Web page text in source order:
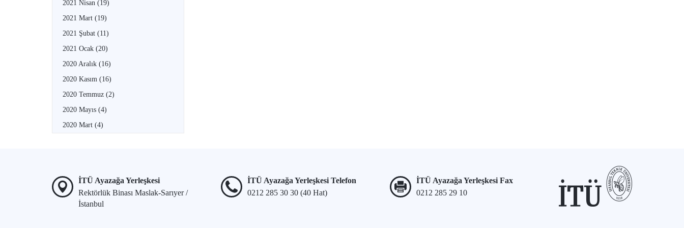
2021 Nisan (19)
2021 Mart (19)
2021 Şubat (11)
2021 Ocak (20)
2020 Aralık (16)
2020 Kasım (16)
2020 Temmuz (2)
2020 Mayıs (4)
2020 Mart (4)
İTÜ Ayazağa Yerleşkesi
Rektörlük Binası Maslak-Sarıyer /
İstanbul
İTÜ Ayazağa Yerleşkesi Telefon
0212 285 30 30 (40 Hat)
İTÜ Ayazağa Yerleşkesi Fax
0212 285 29 10